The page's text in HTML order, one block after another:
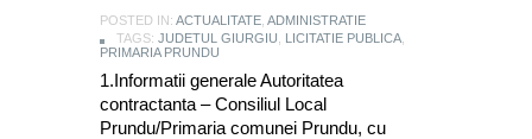
POSTED IN: ACTUALITATE ADMINISTRATIE
TAGS: JUDETUL GIURGIU LICITATIE PUBLICA
PRIMARIA PRUNDU
1.Informatii generale Autoritatea
contractanta – Consiliul Local
Prundu/Primaria comunei Prundu, cu